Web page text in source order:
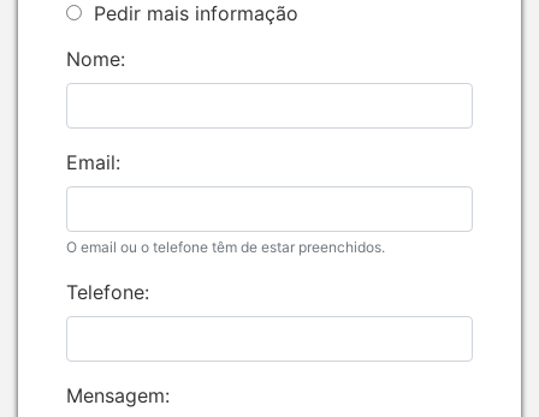
Pedir mais informação
Nome:
Email:
O email ou o telefone têm de estar preenchidos.
Telefone:
Mensagem: